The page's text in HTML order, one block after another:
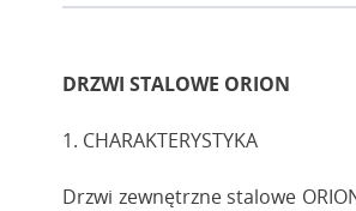
DRZWI STALOWE ORION
1. CHARAKTERYSTYKA
Drzwi zewnętrzne stalowe